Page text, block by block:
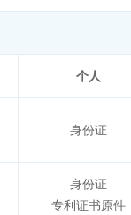
个人
身份证
身份证
专利证书原件